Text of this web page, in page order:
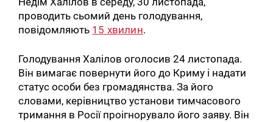
проводить сьомий день голодування,
повідомляють 15 хвилин.
Голодування Халілов оголосив 24 листопада.
Він вимагає повернути його до Криму і надати
статус особи без громадянства. За його
словами, керівництво установи тимчасового
тримання в Росії проігнорувало його заяву. Він